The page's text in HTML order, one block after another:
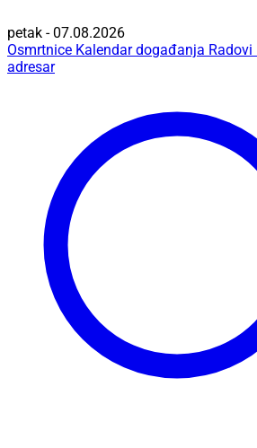
petak - 07.08.2026
Osmrtnice Kalendar događanja Radovi
adresar